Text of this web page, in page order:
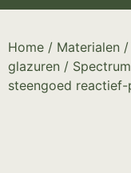
Home / Materialen /
glazuren / Spectrum
steengoed reactief-